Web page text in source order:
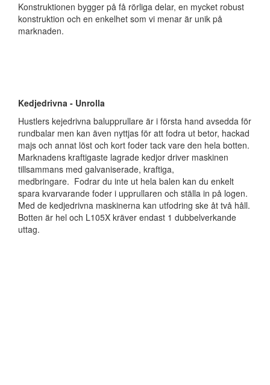
Konstruktionen bygger på få rörliga delar, en mycket robust
konstruktion och en enkelhet som vi menar är unik på
marknaden.
Kedjedrivna - Unrolla
Hustlers kejedrivna balupprullare är i första hand avsedda för
rundbalar men kan även nyttjas för att fodra ut betor, hackad
majs och annat löst och kort foder tack vare den hela botten.
Marknadens kraftigaste lagrade kedjor driver maskinen
tillsammans med galvaniserade, kraftiga,
medbringare. Fodrar du inte ut hela balen kan du enkelt
spara kvarvarande foder i upprullaren och ställa in på logen.
Med de kedjedrivna maskinerna kan utfodring ske åt två håll.
Botten är hel och L105X kräver endast 1 dubbelverkande
uttag.